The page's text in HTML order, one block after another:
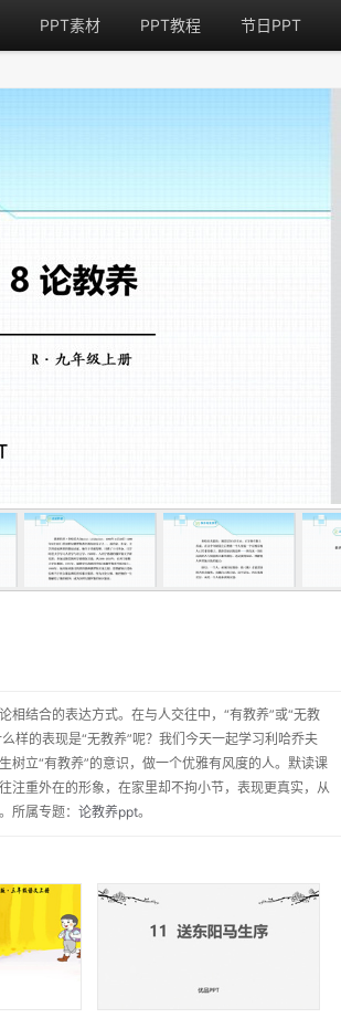
PPT素材 PPT教程 节日PPT
结合的表达方式。在与人交往中，“有教养”或“无教
样的表现是“无教养”呢？我们今天一起学习利哈乔夫
树立“有教养”的意识，做一个优雅有风度的人。默读课
注重外在的形象，在家里却不拘小节，表现更真实，从
所属专题： 论教养ppt。